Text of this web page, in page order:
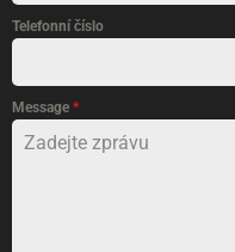
Telefonní číslo
Message *